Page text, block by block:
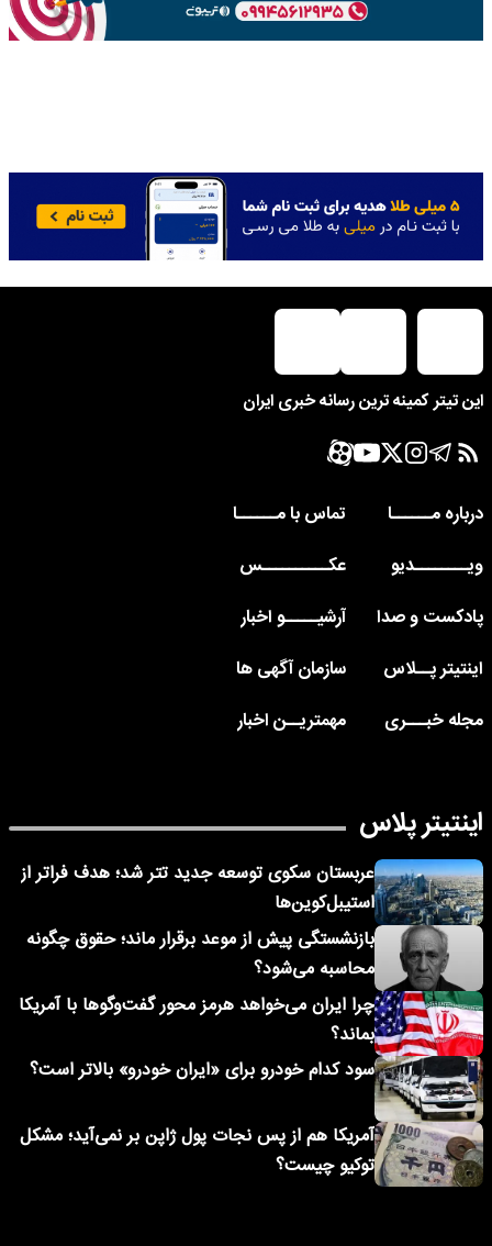
این تیتر کمینه ترین رسانه خبری ایران
درباره مــــــا
تماس با مــــــا
ویــــــــدیو
عکــــــــــس
پادکست و صدا
آرشیـــــو اخبار
اینتیتر پــلاس
سازمان آگهی ها
مجله خبـــری
مهمتریــن اخبار
اینتیتر پلاس
عربستان سکوی توسعه جدید تتر شد؛ هدف فراتر از
استیبل‌کوین‌ها
بازنشستگی پیش از موعد برقرار ماند؛ حقوق چگونه
محاسبه می‌شود؟
چرا ایران می‌خواهد هرمز محور گفت‌وگوها با آمریکا
بماند؟
سود کدام خودرو برای «ایران خودرو» بالاتر است؟
آمریکا هم از پس نجات پول ژاپن بر نمی‌آید؛ مشکل
توکیو چیست؟